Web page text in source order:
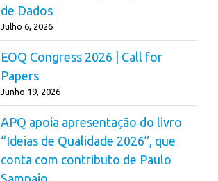
de Dados
Julho 6, 2026
EOQ Congress 2026 | Call for
Papers
Junho 19, 2026
APQ apoia apresentação do livro
“Ideias de Qualidade 2026”, que
conta com contributo de Paulo
Sampaio